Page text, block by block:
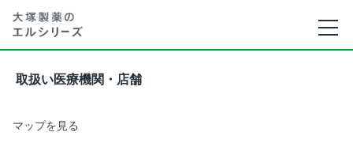
取扱い医療機関・店舗
マップを見る